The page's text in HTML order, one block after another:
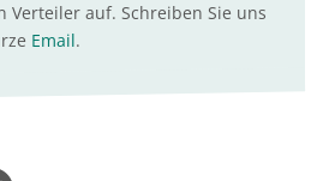
Verteiler auf. Schreiben Sie uns
Email.